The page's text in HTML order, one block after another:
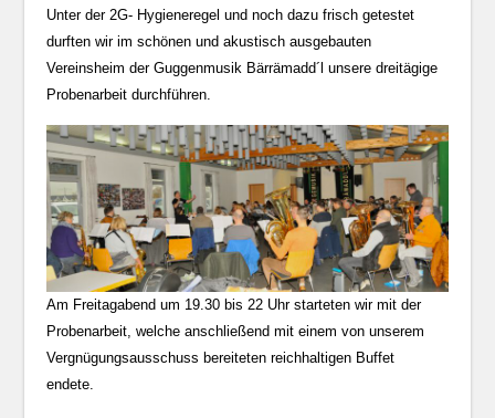
Unter der 2G- Hygieneregel und noch dazu frisch getestet
durften wir im schönen und akustisch ausgebauten
Vereinsheim der Guggenmusik Bärrämadd´l unsere dreitägige
Probenarbeit durchführen.
Am Freitagabend um 19.30 bis 22 Uhr starteten wir mit der
Probenarbeit, welche anschließend mit einem von unserem
Vergnügungsausschuss bereiteten reichhaltigen Buffet
endete.